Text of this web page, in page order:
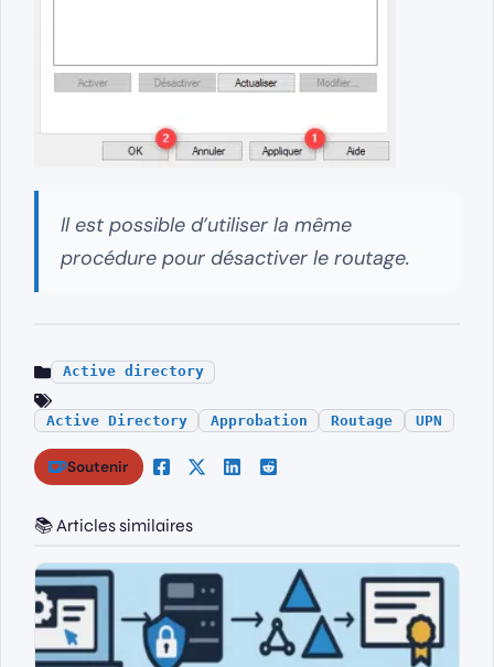
Il est possible d’utiliser la même
procédure pour désactiver le routage.
Active directory
Active Directory Approbation Routage UPN
Soutenir
📚 Articles similaires